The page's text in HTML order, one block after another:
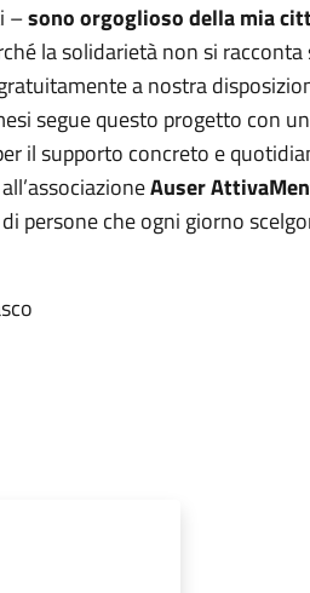
–sono orgoglioso della mia
la solidarietà non si
a nostra
segue questo progetto con
il supporto concreto e
Auser
persone che ogni giorno